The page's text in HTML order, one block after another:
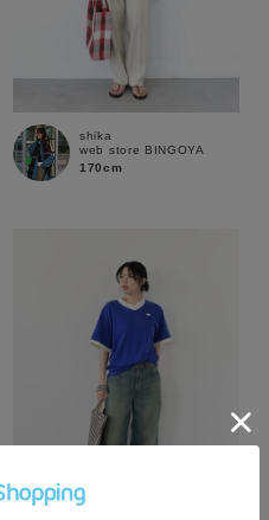
shika
web store BINGOYA
170cm